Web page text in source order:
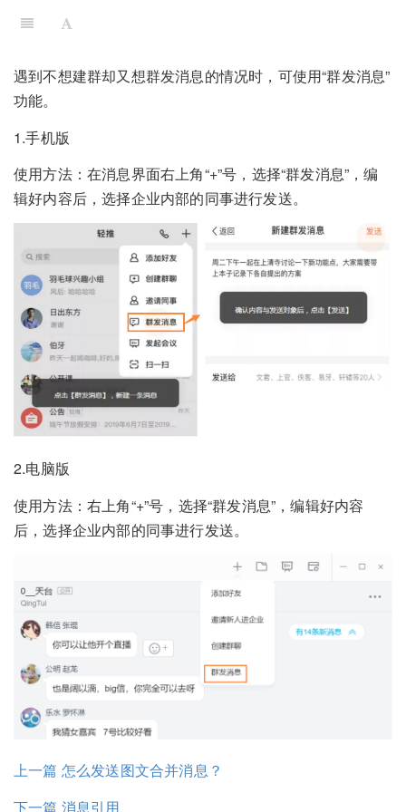
遇到不想建群却又想群发消息的情况时，可使用“群发消息”
功能。
1.手机版
使用方法：在消息界面右上角“+”号，选择“群发消息”，编
辑好内容后，选择企业内部的同事进行发送。
2.电脑版
使用方法：右上角“+”号，选择“群发消息”，编辑好内容
后，选择企业内部的同事进行发送。
上一篇 怎么发送图文合并消息？
下一篇 消息引用